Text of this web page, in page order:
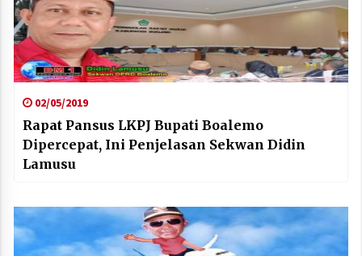
02/05/2019
Rapat Pansus LKPJ Bupati Boalemo
Dipercepat, Ini Penjelasan Sekwan Didin
Lamusu